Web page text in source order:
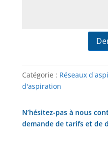
Catégorie : Réseaux
d'aspiration
N’hésitez-pas à nous
demande de tarifs et de